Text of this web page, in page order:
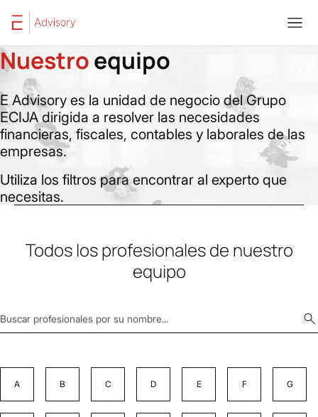
Saltar al contenido
Home
Nuestroequipo
E Advisory es la unidad de negocio del Grupo
ECIJA dirigida a resolver las necesidades
financieras, fiscales, contables y laborales de las
empresas.
Utiliza los filtros para encontrar al experto que
necesitas.
Todos los profesionales de nuestro
equipo
A B C D E F G